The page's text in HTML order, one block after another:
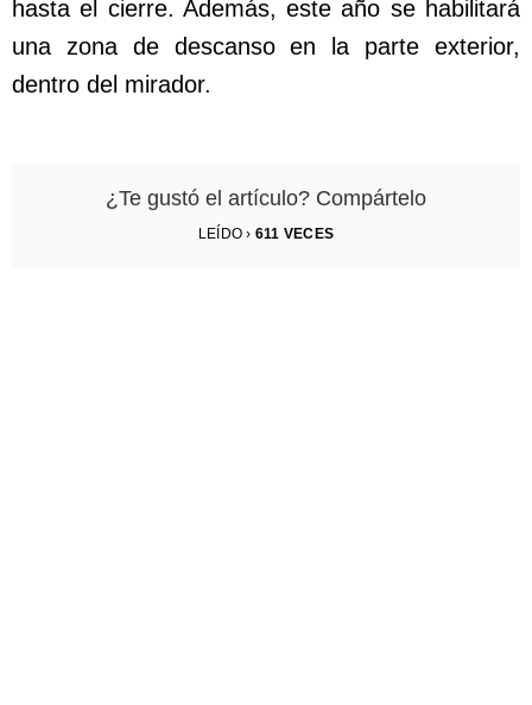
hasta el cierre. Además, este año se habilitará
una zona de descanso en la parte exterior,
dentro del mirador.
¿Te gustó el artículo? Compártelo
LEÍDO › 611 VECES